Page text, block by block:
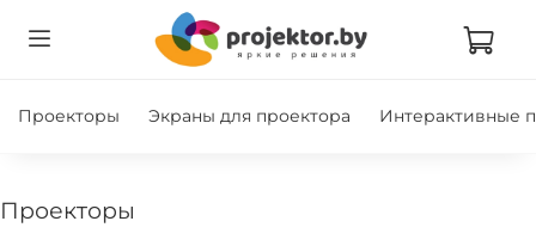
Проекторы Экраны для проектора Интерактивные
проекторы